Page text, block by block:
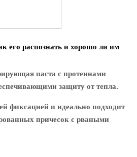
его распознать и хорошо ли им
паста с протеинами
защиту от тепла.
фиксацией и идеально подходит
причесок с рваными